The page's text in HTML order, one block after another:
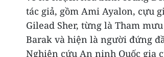
tác giả, gồm Ami Ayalon, cựu
Gilead Sher, từng là Tham
Barak và hiện là người đứng
Nghiên cứu An ninh Quốc gia